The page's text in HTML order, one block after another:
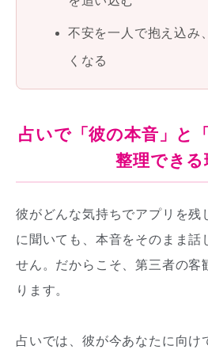
不安を一人で抱え込み
くなる
占いで「彼の本音」と
整理できる
彼がどんな気持ちでアプリを
に聞いても、本音をそのまま話
せん。だからこそ、第三者の客
ります。
占いでは、彼が今あなたに向け